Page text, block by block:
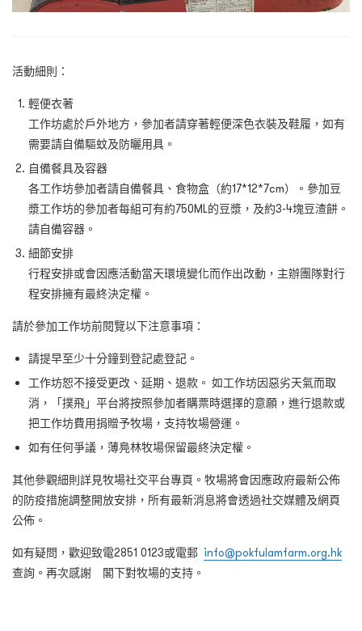
活動細則：
輕便衣著
工作坊處於戶外地方 ，參加者請穿著輕便深色衣裝及鞋履，如有
需要請自備驅蚊及防曬用具。
自備餐具及容器
各工作坊參加者請自備餐具、食物盒（約17*12*7cm）。參加豆
漿工作坊的參加者每組可有約750ML的豆漿，及約3-4塊豆渣餅。
請自備容器。
細節安排
行程安排或會因應活動當天環境變化而作出改動，主辦團隊對行
程安排擁有最終決定權。
請於參加工作坊前閱覽以下注意事項：
請提早至少十分鐘到登記處登記。
工作坊恕不接受更改、延期、退款。 如工作坊因惡劣天氣而取
消，「撲飛」平台將按照參加者購票時選擇的意願，進行退款或
把工作坊費用捐贈予牧場，支持牧場營運。
如有任何爭議，薄鳧林牧場保留最終決定權。
其他參觀細則詳見牧場社交平台專頁。牧場將會因應政府最新公佈
的防疫措施調整開放安排，所有最新消息將會透過社交媒體及網頁
公佈。
如有疑問，歡迎致電2851 0123或電郵 info@pokfulamfarm.org.hk
查詢。再次感謝 閣下對牧場的支持。